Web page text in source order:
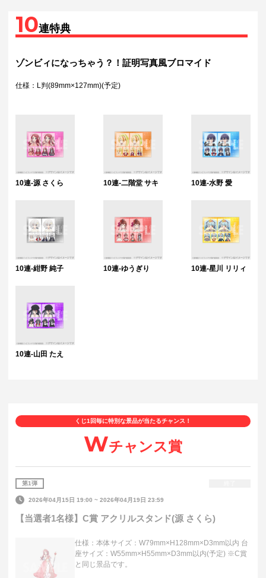
10連特典
ゾンビィになっちゃう？！証明写真風ブロマイド
仕様：L判(89mm×127mm)(予定)
10連-源 さくら 10連-二階堂 サキ 10連-水野 愛
10連-紺野 純子 10連-ゆうぎり 10連-星川 リリィ
10連-山田 たえ
くじ1回毎に特別な景品が当たるチャンス！
Wチャンス賞
第1弾
2026年04月15日 19:00 ~2026年04月19日 23:59
【当選者1名様】C賞 アクリルスタンド(源 さくら)
仕様：本体サイズ：W79mm×H128mm×D3mm以内 台
座サイズ：W55mm×H55mm×D3mm以内(予定) ※C賞
と同じ景品です。